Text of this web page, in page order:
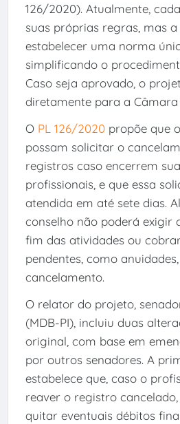
126/2020). Atualmente,
suas próprias regras, mas
estabelecer uma norma
simplificando o
Caso seja aprovado, o
diretamente para a Câmara
O PL 126/2020propõe que
possam solicitar o
registros caso encerrem
profissionais, e que essa
atendida em até sete dias.
conselho não poderá exigir
fim das atividades ou
pendentes, como
cancelamento.
O relator do projeto,
(MDB-PI), incluiu duas
original, com base em
por outros senadores. A
estabelece que, caso o
reaver o registro
quitar eventuais débitos